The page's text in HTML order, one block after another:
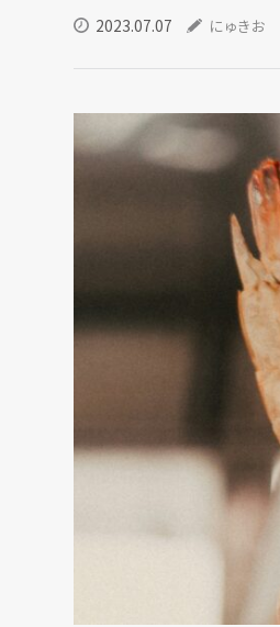
2023.07.07 にゅきお